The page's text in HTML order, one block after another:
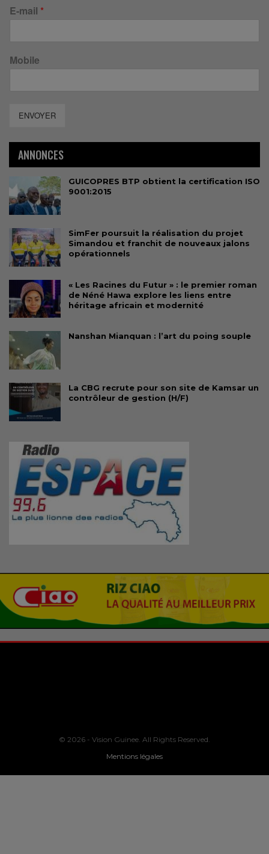
E-mail *
Mobile
ENVOYER
ANNONCES
GUICOPRES BTP obtient la certification ISO
9001:2015
SimFer poursuit la réalisation du projet
Simandou et franchit de nouveaux jalons
opérationnels
« Les Racines du Futur » : le premier roman
de Néné Hawa explore les liens entre
héritage africain et modernité
Nanshan Mianquan : l’art du poing souple
La CBG recrute pour son site de Kamsar un
contrôleur de gestion (H/F)
© 2026 - Vision Guinee. All Rights Reserved.
Mentions légales